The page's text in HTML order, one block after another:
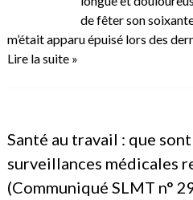
de fêter son
m’était apparu épuisé lors des
Lire la suite »
Santé au travail : que
surveillances médicales
(Communiqué SLMT n°